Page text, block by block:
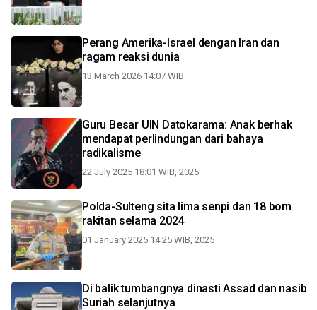
Perang Amerika-Israel dengan Iran dan
ragam reaksi dunia
13 March 2026 14:07 WIB
Guru Besar UIN Datokarama: Anak berhak
mendapat perlindungan dari bahaya
radikalisme
22 July 2025 18:01 WIB, 2025
Polda-Sulteng sita lima senpi dan 18 bom
rakitan selama 2024
01 January 2025 14:25 WIB, 2025
Di balik tumbangnya dinasti Assad dan nasib
Suriah selanjutnya